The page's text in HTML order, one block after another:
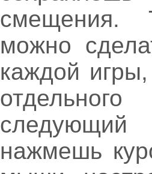
смещения.
можно
каждой
нажмешь